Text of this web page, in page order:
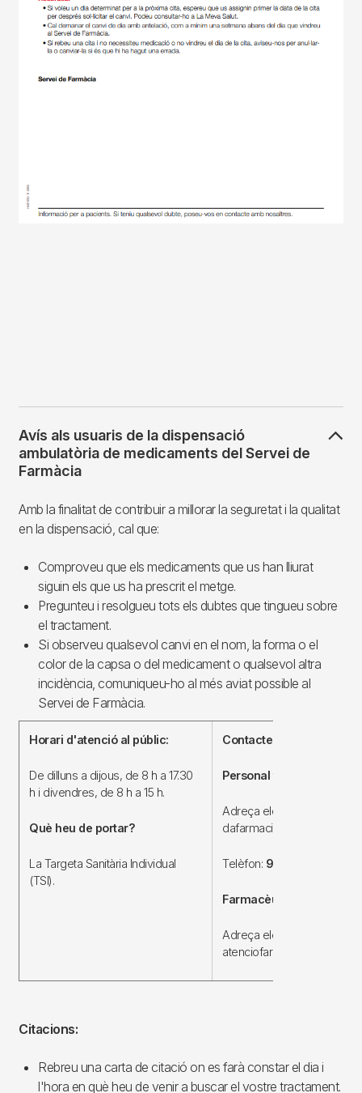
Avís als usuaris de la dispensació
ambulatòria de medicaments del Servei de
Farmàcia
Amb la finalitat de contribuir a millorar la seguretat i la qualitat
en la dispensació, cal que:
Comproveu que els medicaments que us han lliurat
siguin els que us ha prescrit el metge.
Pregunteu i resolgueu tots els dubtes que tingueu sobre
el tractament.
Si observeu qualsevol canvi en el nom, la forma o el
color de la capsa o del medicament o qualsevol altra
incidència, comuniqueu-ho al més aviat possible al
Servei de Farmàcia.
Horari d'atenció al públic:
De dilluns a dijous, de 8 h a 17.30
h i divendres, de 8 h a 15 h.
Què heu de portar?
La Targeta Sanitària Individual
(TSI).
Contactes
Personal tècnic:
Adreça electrònica:
Telèfon: 932607500
Farmacèutic especialista:
Adreça electrònica:
Citacions:
Rebreu una carta de citació on es farà constar el dia i
l'hora en què heu de venir a buscar el vostre tractament.